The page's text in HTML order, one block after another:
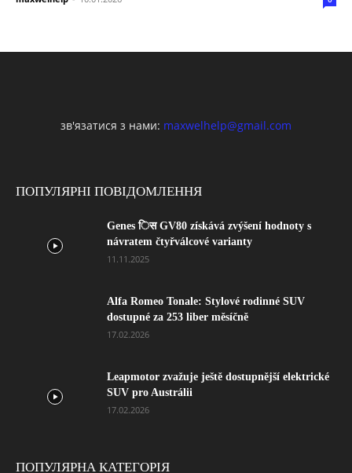
зв'язатися з нами: maxwelhelp@gmail.com
ПОПУЛЯРНІ ПОВІДОМЛЕННЯ
Genes िस GV80 získává zvýšení hodnoty s
návratem čtyřválcové varianty
11.11.2025
Alfa Romeo Tonale: Stylové rodinné SUV
dostupné za 253 liber měsíčně
17.02.2026
Leapmotor zvažuje ještě dostupnější elektrické
SUV pro Austrálii
17.02.2026
ПОПУЛЯРНА КАТЕГОРІЯ